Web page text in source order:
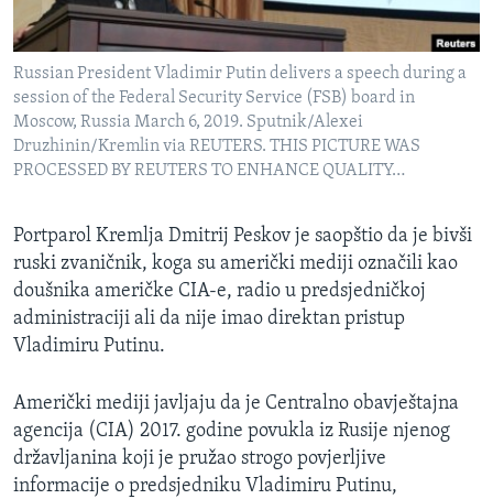
Learning English
PRATITE NAS
Jezici
Russian President Vladimir Putin delivers a speech during a
session of the Federal Security Service (FSB) board in
Moscow, Russia March 6, 2019. Sputnik/Alexei
Druzhinin/Kremlin via REUTERS. THIS PICTURE WAS
PROCESSED BY REUTERS TO ENHANCE QUALITY…
Portparol Kremlja Dmitrij Peskov je saopštio da je bivši
ruski zvaničnik, koga su američki mediji označili kao
doušnika američke CIA-e, radio u predsjedničkoj
administraciji ali da nije imao direktan pristup
Vladimiru Putinu.
Američki mediji javljaju da je Centralno obavještajna
agencija (CIA) 2017. godine povukla iz Rusije njenog
državljanina koji je pružao strogo povjerljive
informacije o predsjedniku Vladimiru Putinu,